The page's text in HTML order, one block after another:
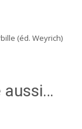
(éd. Weyrich)
aussi…